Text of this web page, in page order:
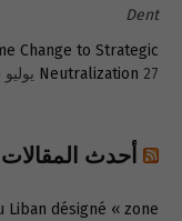
Dent
Change to Strategic
Neutralization 27 يوليو 2026
أحدث
Liban désigné « zone